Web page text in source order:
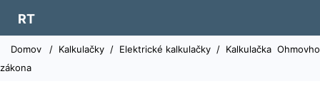
RT
Domov / Kalkulačky / Elektrické kalkulačky / Kalkulačka Ohmovho
zákona